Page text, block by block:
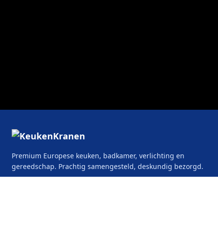
Premium Europese keuken, badkamer, verlichting en
gereedschap. Prachtig samengesteld, deskundig bezorgd.